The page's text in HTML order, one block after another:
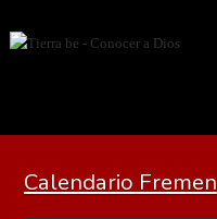
Calendario Fremen